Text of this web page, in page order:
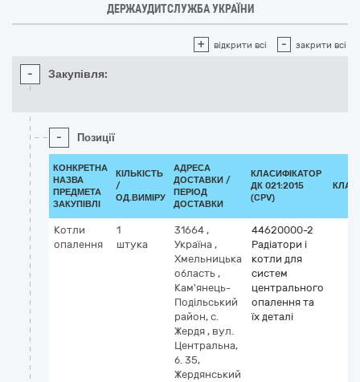
ДЕРЖАУДИТСЛУЖБА УКРАЇНИ
+ відкрити всі - закрити всі
- Закупівля:
- Позиції
КОНКРЕТНА
НАЗВА
ПРЕДМЕТА
ЗАКУПІВЛІ
КІЛЬКІСТЬ
/
ОД.ВИМІРУ
АДРЕСА
ДОСТАВКИ /
ПЕРІОД
ДОСТАВКИ
КЛАСИФІКАТОР
ДК 021:2015
(CPV)
Котли
опалення
1
штука
31664 ,
Україна ,
Хмельницька
область ,
Кам'янець-
Подільський
район, с.
Жердя , вул.
Центральна,
б. 35,
Жердянський
44620000-2
Радіатори і
котли для
систем
центрального
опалення та
їх деталі